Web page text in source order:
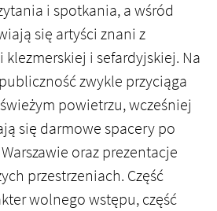
i spotkania, a wśród
się artyści znani z
i sefardyjskiej. Na
zwykle przyciąga
powietrzu, wcześniej
się darmowe spacery po
oraz prezentacje
przestrzeniach. Część
wolnego wstępu, część